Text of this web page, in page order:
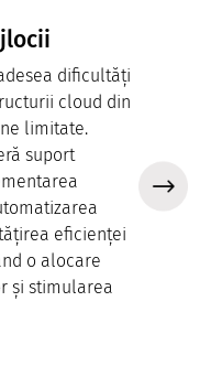
dificultăți
cloud din
limitate.
suport
eficienței
o alocare
și stimularea